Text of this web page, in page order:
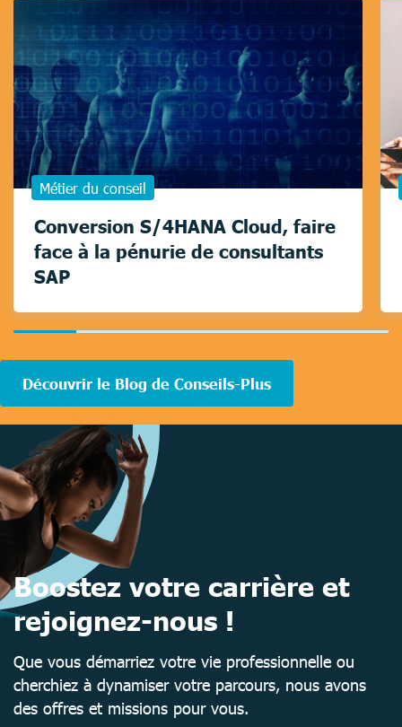
Métier du conseil
Conversion S/4HANA Cloud, faire
face à la pénurie de consultants
SAP
completed
Découvrir le Blog de Conseils-Plus
Boostez votre carrière et
rejoignez-nous !
Que vous démarriez votre vie professionnelle ou
cherchiez à dynamiser votre parcours, nous avons
des offres et missions pour vous.